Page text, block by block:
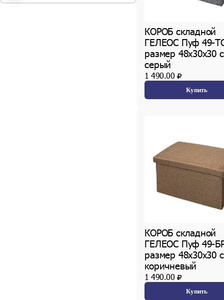
КОРОБ складной
ГЕЛЕОС Пуф 49-
размер 48х30х30
серый
1 490.00
Купить
КОРОБ складной
ГЕЛЕОС Пуф 49-
размер 48х30х30
коричневый
1 490.00
Купить